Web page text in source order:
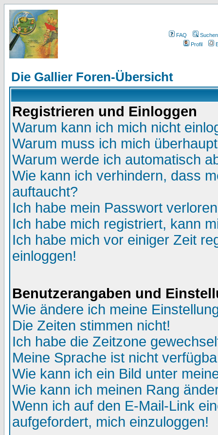
FAQ
Suchen
Profil
Die Gallier Foren-Übersicht
Registrieren und Einloggen
Warum kann ich mich nicht
Warum muss ich mich
Warum werde ich automatisch
Wie kann ich verhindern, dass
auftaucht?
Ich habe mein Passwort
Ich habe mich registriert, kann
Ich habe mich vor einiger Zeit
einloggen!
Benutzerangaben und
Wie ändere ich meine
Die Zeiten stimmen nicht!
Ich habe die Zeitzone
Meine Sprache ist nicht
Wie kann ich ein Bild unter
Wie kann ich meinen Rang
Wenn ich auf den E-Mail-Link
aufgefordert, mich einzuloggen!